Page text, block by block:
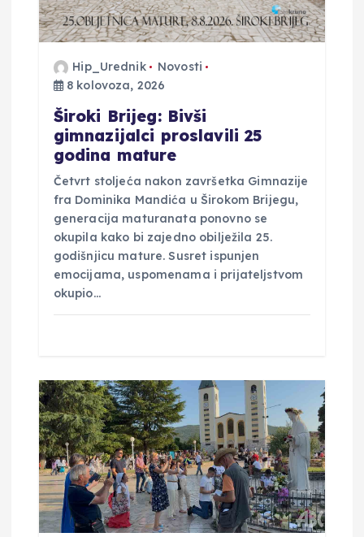
a
Hip_Urednik
Novosti
8 kolovoza, 2026
Široki Brijeg: Bivši
gimnazijalci proslavili 25
godina mature
Četvrt stoljeća nakon završetka Gimnazije
fra Dominika Mandića u Širokom Brijegu,
generacija maturanata ponovno se
okupila kako bi zajedno obilježila 25.
godišnjicu mature. Susret ispunjen
emocijama, uspomenama i prijateljstvom
okupio…